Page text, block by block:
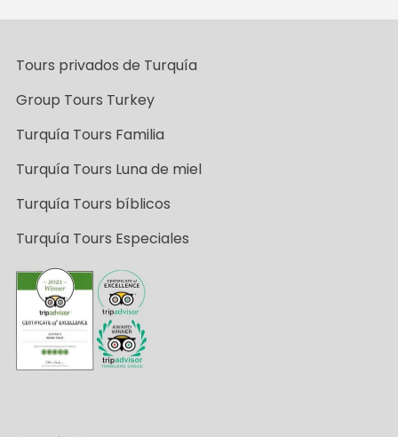
Tours privados de Turquía
Group Tours Turkey
Turquía Tours Familia
Turquía Tours Luna de miel
Turquía Tours bíblicos
Turquía Tours Especiales